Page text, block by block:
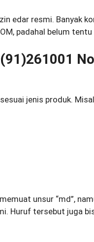
edar resmi. Banyak
padahal belum tentu
jenis produk.
unsur “md”,
Huruf tersebut juga